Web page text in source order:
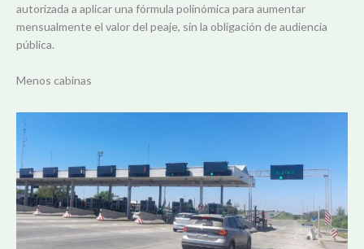
autorizada a aplicar una fórmula polinómica para aumentar
mensualmente el valor del peaje, sin la obligación de audiencia
pública.
Menos cabinas